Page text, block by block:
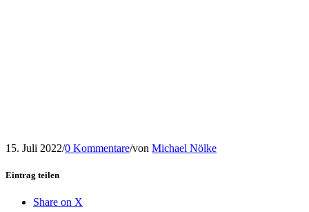
15. Juli 2022/0 Kommentare/von Michael Nölke
Eintrag teilen
Share on X